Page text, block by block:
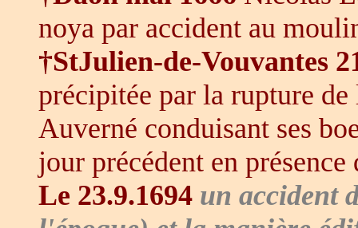
noya par accident au
†StJulien-de-Vouvantes
précipitée par la rupture
Auverné conduisant ses
jour précédent en
Le 23.9.1694 un accident